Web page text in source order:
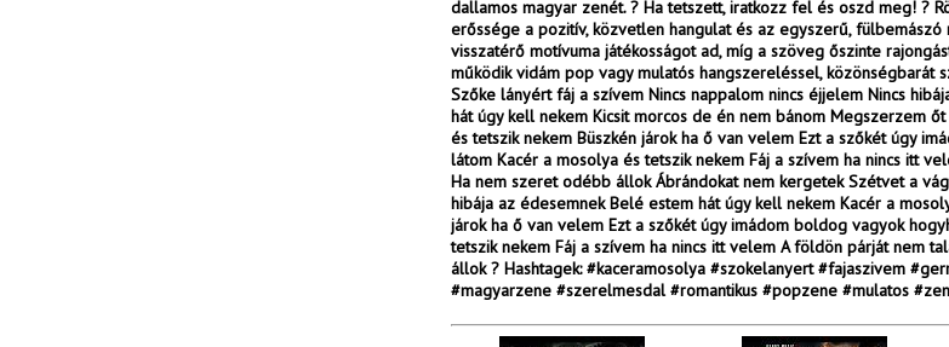
dallamos magyar zenét. ? Ha tetszett, iratkozz fel és oszd meg! ?
erőssége a pozitív, közvetlen hangulat és az egyszerű, fülbemászó
visszatérő motívuma játékosságot ad, míg a szöveg őszinte
működik vidám pop vagy mulatós hangszereléssel, közönségbarát
Szőke lányért fáj a szívem Nincs nappalom nincs éjjelem Nincs
hát úgy kell nekem Kicsit morcos de én nem bánom Megszerzem
és tetszik nekem Büszkén járok ha ő van velem Ezt a szőkét úgy
látom Kacér a mosolya és tetszik nekem Fáj a szívem ha nincs itt
Ha nem szeret odébb állok Ábrándokat nem kergetek Szétvet a
hibája az édesemnek Belé estem hát úgy kell nekem Kacér a
járok ha ő van velem Ezt a szőkét úgy imádom boldog vagyok
tetszik nekem Fáj a szívem ha nincs itt velem A földön párját nem
állok ? Hashtagek: #kaceramosolya #szokelanyert #fajaszivem
#magyarzene #szerelmesdal #romantikus #popzene #mulatos